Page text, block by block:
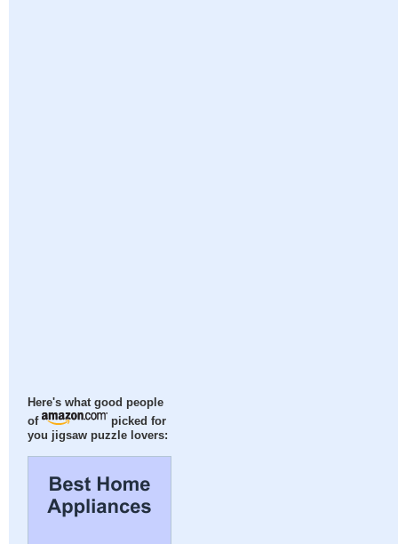
Here's what good people
of
picked for
you jigsaw puzzle lovers: